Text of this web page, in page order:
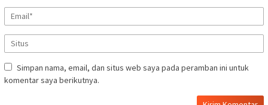
Simpan nama, email, dan situs web saya pada peramban ini untuk
komentar saya berikutnya.